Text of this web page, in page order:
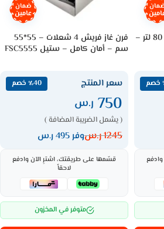
مكيف صحراوي متنقل فريش 80 لتر –
ضمان
عامين
فرن غاز فريش 4 شعلات – 55*55
سم – أمان كامل – ستيل FSC5555
سعر المنتج ٪40 خصم
750 ر.س
( يشمل الضريبة المضافة )
1245ر.سوفر 495 ر.س
قسّمها على طريقتك، اشترِ الآن وادفع
لاحقاً
متوفر في المخزون